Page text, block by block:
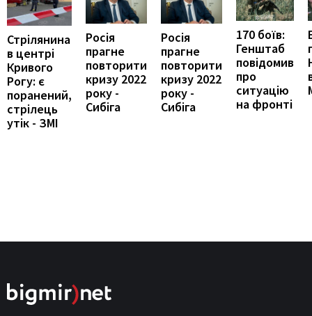
Стрілянина
в центрі
Кривого
Рогу: є
поранений,
стрілець
утік - ЗМІ
Росія
прагне
повторити
кризу 2022
року -
Сибіга
Росія
прагне
повторити
кризу 2022
року -
Сибіга
170 боїв:
Генштаб
повідомив
про
ситуацію
на фронті